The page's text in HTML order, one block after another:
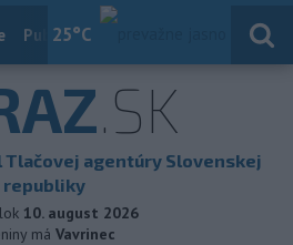
25°C
Publicistika
.SK
agentúry Slovenskej
republiky
10. august 2026
má Vavrinec